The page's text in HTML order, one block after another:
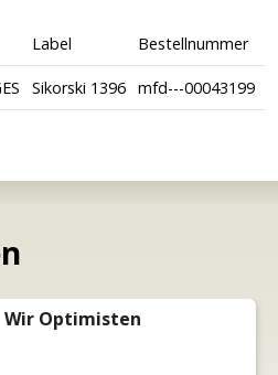
Label Bestellnummer
Sikorski 1396 mfd---00043199
Wir Optimisten